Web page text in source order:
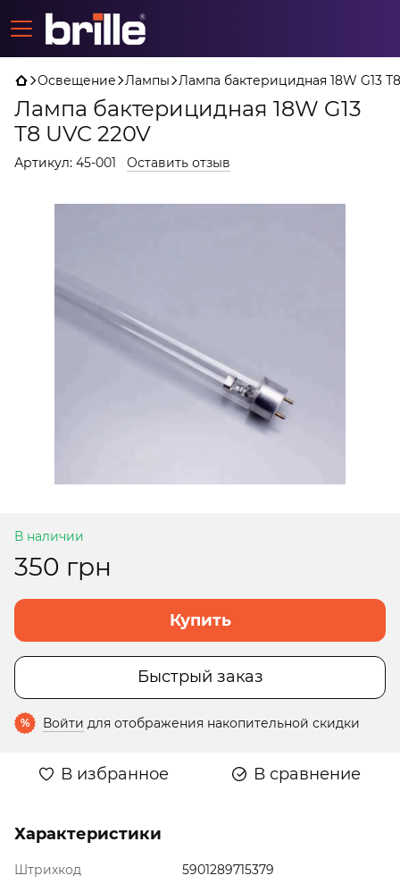
Освещение Лампы Лампа бактерицидная 18W G13
Лампа бактерицидная 18W G13
Т8 UVC 220V
Артикул: 45-001 Оставить отзыв
В наличии
350 грн
Купить
Быстрый заказ
% Войти для отображения накопительной скидки
В избранное В сравнение
Характеристики
Штрихкод
5901289715379